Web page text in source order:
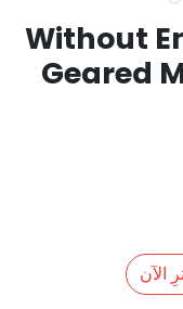
Without
Geared
الآن